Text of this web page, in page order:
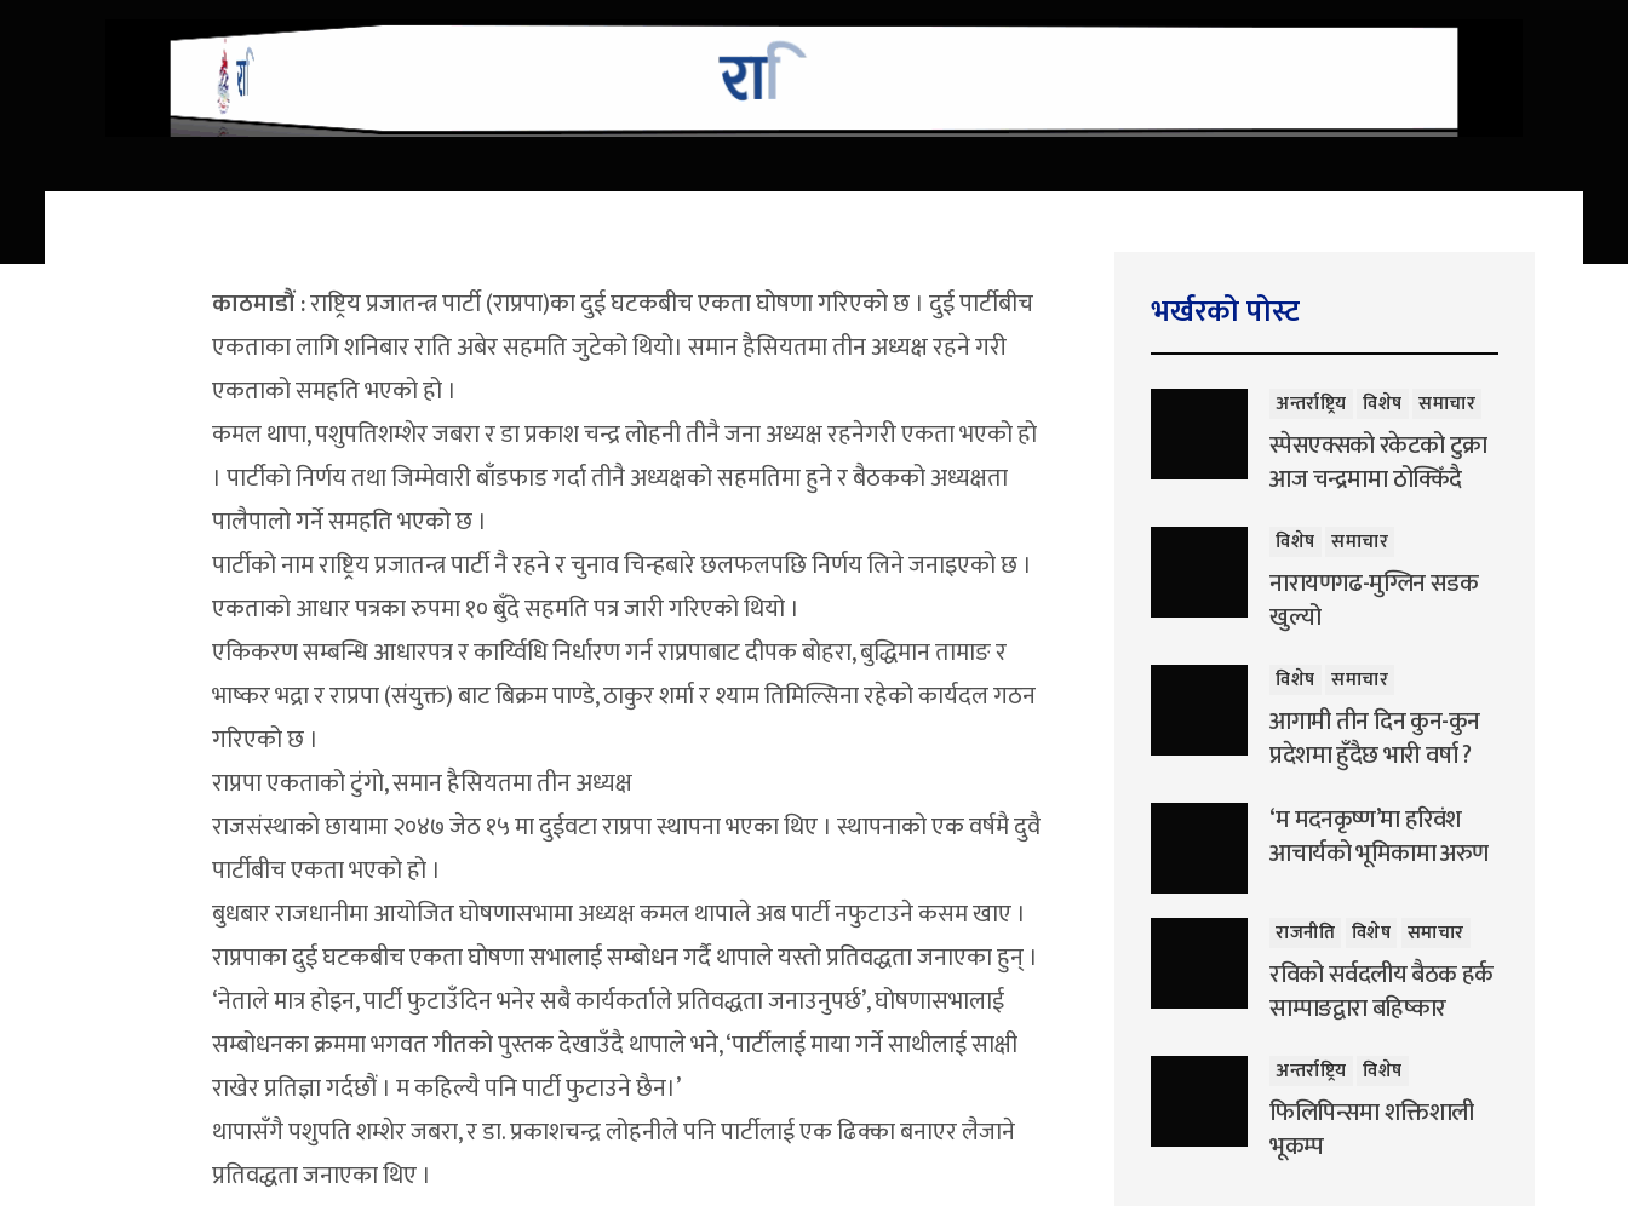
काठमाडौं :राष्ट्रिय प्रजातन्त्र पार्टी (राप्रपा)का दुई घटकबीच एकता घोषणा गरिएको छ । दुई पार्टीबीच
एकताका लागि शनिबार राति अबेर सहमति जुटेको थियो। समान हैसियतमा तीन अध्यक्ष रहने गरी
एकताको समहति भएको हो ।
कमल थापा, पशुपतिशम्शेर जबरा र डा प्रकाश चन्द्र लोहनी तीनै जना अध्यक्ष रहनेगरी एकता भएको हो
। पार्टीको निर्णय तथा जिम्मेवारी बाँडफाड गर्दा तीनै अध्यक्षको सहमतिमा हुने र बैठकको अध्यक्षता
पालैपालो गर्ने समहति भएको छ ।
पार्टीको नाम राष्ट्रिय प्रजातन्त्र पार्टी नै रहने र चुनाव चिन्हबारे छलफलपछि निर्णय लिने जनाइएको छ ।
एकताको आधार पत्रका रुपमा १० बुँदे सहमति पत्र जारी गरिएको थियो ।
एकिकरण सम्बन्धि आधारपत्र र कार्य्विधि निर्धारण गर्न राप्रपाबाट दीपक बोहरा, बुद्धिमान तामाङ र
भाष्कर भद्रा र राप्रपा (संयुक्त) बाट बिक्रम पाण्डे, ठाकुर शर्मा र श्याम तिमिल्सिना रहेको कार्यदल गठन
गरिएको छ ।
राप्रपा एकताको टुंगो, समान हैसियतमा तीन अध्यक्ष
राजसंस्थाको छायामा २०४७ जेठ १५ मा दुईवटा राप्रपा स्थापना भएका थिए । स्थापनाको एक वर्षमै दुवै
पार्टीबीच एकता भएको हो ।
बुधबार राजधानीमा आयोजित घोषणासभामा अध्यक्ष कमल थापाले अब पार्टी नफुटाउने कसम खाए ।
राप्रपाका दुई घटकबीच एकता घोषणा सभालाई सम्बोधन गर्दै थापाले यस्तो प्रतिवद्धता जनाएका हुन् ।
‘नेताले मात्र होइन, पार्टी फुटाउँदिन भनेर सबै कार्यकर्ताले प्रतिवद्धता जनाउनुपर्छ’, घोषणासभालाई
सम्बोधनका क्रममा भगवत गीतको पुस्तक देखाउँदै थापाले भने, ‘पार्टीलाई माया गर्ने साथीलाई साक्षी
राखेर प्रतिज्ञा गर्दछौं । म कहिल्यै पनि पार्टी फुटाउने छैन।’
थापासँगै पशुपति शम्शेर जबरा, र डा. प्रकाशचन्द्र लोहनीले पनि पार्टीलाई एक ढिक्का बनाएर लैजाने
प्रतिवद्धता जनाएका थिए ।
भर्खरको पोस्ट
अन्तर्राष्ट्रिय विशेष समाचार
स्पेसएक्सको रकेटको टुक्रा
आज चन्द्रमामा ठोक्किँदै
विशेष समाचार
नारायणगढ-मुग्लिन सडक
खुल्यो
विशेष समाचार
आगामी तीन दिन कुन-कुन
प्रदेशमा हुँदैछ भारी वर्षा ?
‘म मदनकृष्ण’मा हरिवंश
आचार्यको भूमिकामा अरुण
राजनीति विशेष समाचार
रविको सर्वदलीय बैठक हर्क
साम्पाङद्वारा बहिष्कार
अन्तर्राष्ट्रिय विशेष
फिलिपिन्समा शक्तिशाली
भूकम्प